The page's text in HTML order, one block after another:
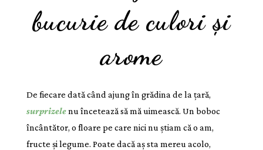
bucurie de culori și
arome
De fiecare dată când ajung în grădina de la țară,
surprizelenu încetează să mă uimească. Un boboc
încântător, o floare pe care nici nu știam că o am,
fructe și legume. Poate dacă aș sta mereu acolo,